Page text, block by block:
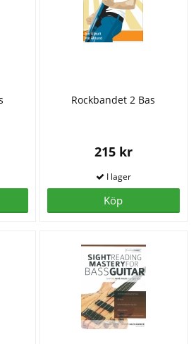
Rockbandet 2 Bas
215 kr
Köp